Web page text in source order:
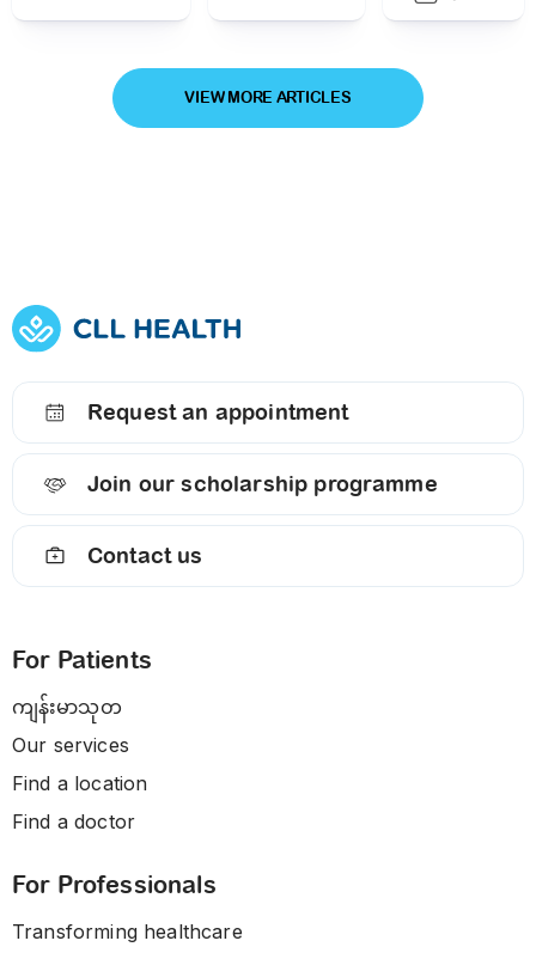
VIEW MORE ARTICLES
Request an appointment
Join our scholarship programme
Contact us
For Patients
ကျန်းမာသုတ
Our services
Find a location
Find a doctor
For Professionals
Transforming healthcare